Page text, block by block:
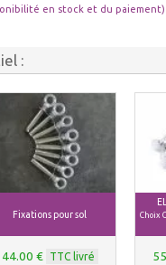
en stock et du paiement)
:
Fixations pour sol
44.00 € TTC livré
Choix